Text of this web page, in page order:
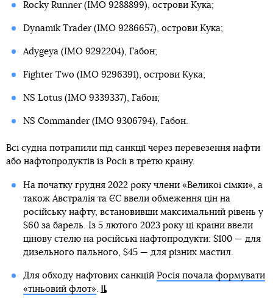
Rocky Runner (IMO 9288899), острови Кука;
Dynamik Trader (IMO 9286657), острови Кука;
Adygeya (IMO 9292204), Габон;
Fighter Two (IMO 9296391), острови Кука;
NS Lotus (IMO 9339337), Габон;
NS Commander (IMO 9306794), Габон.
Всі судна потрапили під санкції через перевезення нафти
або нафтопродуктів із Росії в третю країну.
На початку грудня 2022 року члени «Великої сімки», а
також Австралія та ЄС ввели обмеження цін на
російську нафту, встановивши максимальний рівень у
$60 за барель. Із 5 лютого 2023 року ці країни ввели
цінову стелю на російські нафтопродукти: $100 — для
дизельного пального, $45 — для різних мастил.
Для обходу нафтових санкцій Росія почала формувати
«тіньовий флот».